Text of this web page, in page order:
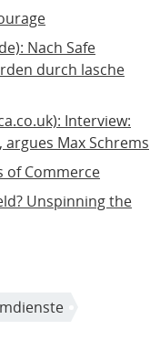
Nach Safe
durch lasche
Interview:
Max Schrems
of Commerce
Unspinning the